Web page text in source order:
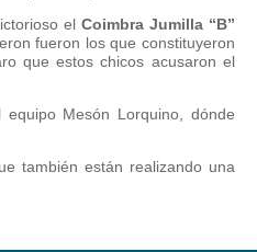
el Coimbra Jumilla “B”
fueron los que constituyeron
que estos chicos acusaron el
equipo Mesón Lorquino, dónde
también están realizando una